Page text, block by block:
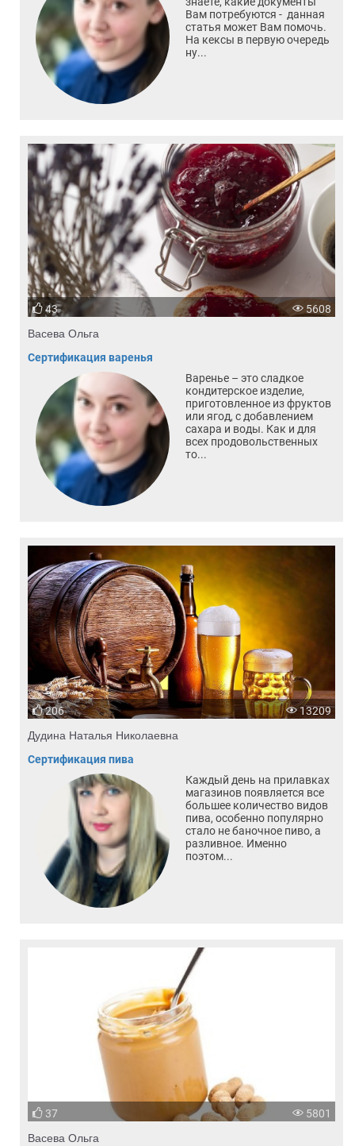
Вам потребуются - данная
статья может Вам помочь.
На кексы в первую очередь
ну...
43 5608
Васева Ольга
Сертификация варенья
Варенье – это сладкое
кондитерское изделие,
приготовленное из фруктов
или ягод, с добавлением
сахара и воды. Как и для
всех продовольственных
то...
206 13209
Дудина Наталья Николаевна
Сертификация пива
Каждый день на прилавках
магазинов появляется все
большее количество видов
пива, особенно популярно
стало не баночное пиво, а
разливное. Именно
поэтом...
37 5801
Васева Ольга